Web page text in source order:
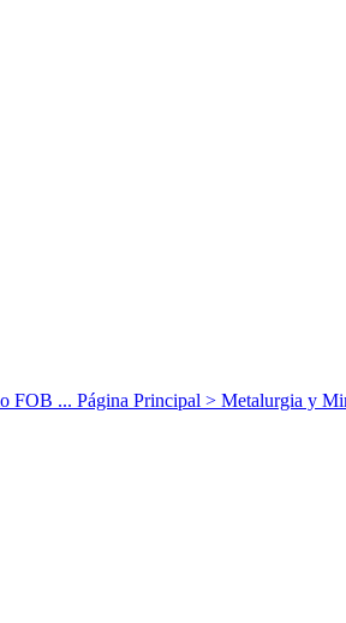
... Página Principal > Metalurgia y